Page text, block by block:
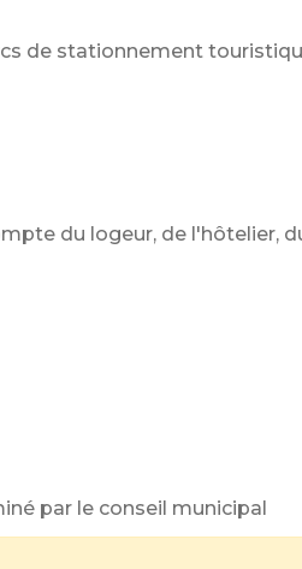
de stationnement
du logeur, de l'hôtelier,
par le conseil municipal